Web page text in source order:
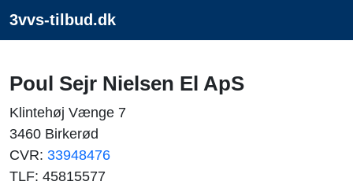
3vvs-tilbud.dk
Poul Sejr Nielsen El ApS
Klintehøj Vænge 7
3460 Birkerød
CVR: 33948476
TLF: 45815577